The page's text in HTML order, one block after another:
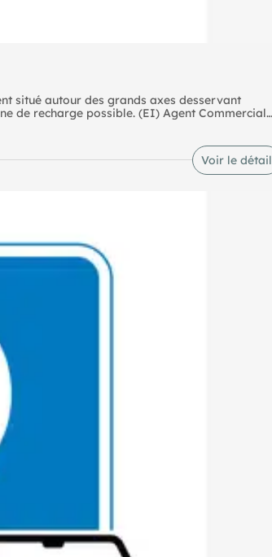
situé autour des grands axes desservant
Champs-sur-Marne / Noisy-le-Grand / Gournay-sur-Marne. Installation borne de recharge possible. (EI) Agent Commercial
Voir le détail